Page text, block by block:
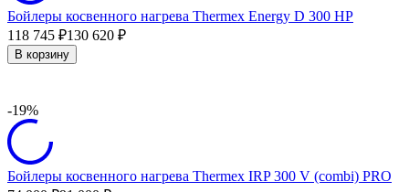
Бойлеры косвенного нагрева Thermex Energy D 300 HP
118 745 ₽130 620 ₽
В корзину
-19%
Бойлеры косвенного нагрева Thermex IRP 300 V (combi) PRO